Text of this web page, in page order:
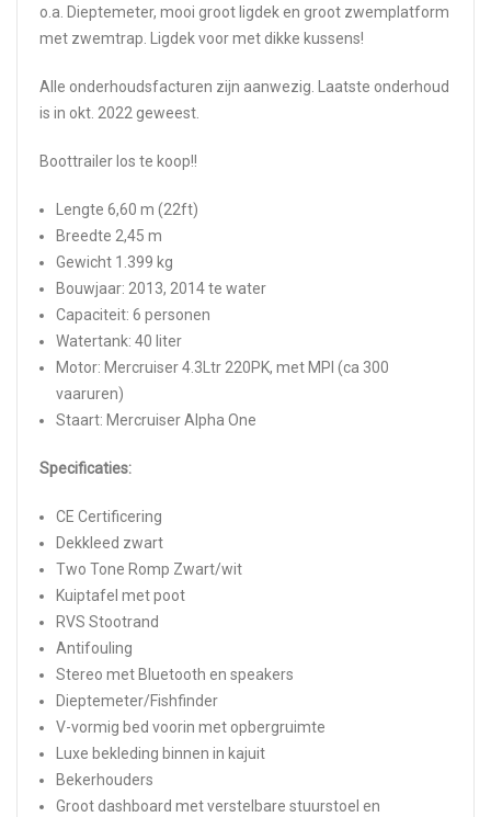
o.a. Dieptemeter, mooi groot ligdek en groot zwemplatform
met zwemtrap. Ligdek voor met dikke kussens!
Alle onderhoudsfacturen zijn aanwezig. Laatste onderhoud
is in okt. 2022 geweest.
Boottrailer los te koop!!
Lengte 6,60 m (22ft)
Breedte 2,45 m
Gewicht 1.399 kg
Bouwjaar: 2013, 2014 te water
Capaciteit: 6 personen
Watertank: 40 liter
Motor: Mercruiser 4.3Ltr 220PK, met MPI (ca 300
vaaruren)
Staart: Mercruiser Alpha One
Specificaties:
CE Certificering
Dekkleed zwart
Two Tone Romp Zwart/wit
Kuiptafel met poot
RVS Stootrand
Antifouling
Stereo met Bluetooth en speakers
Dieptemeter/Fishfinder
V-vormig bed voorin met opbergruimte
Luxe bekleding binnen in kajuit
Bekerhouders
Groot dashboard met verstelbare stuurstoel en